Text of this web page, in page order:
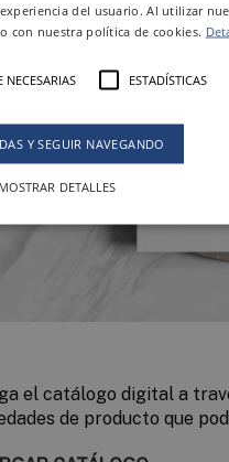
el catálogo digital a
de producto que
del usuario. Al utilizar
con nuestra política de cookies.
NECESARIAS ESTADÍSTICAS
Y SEGUIR NAVEGANDO
MOSTRAR DETALLES